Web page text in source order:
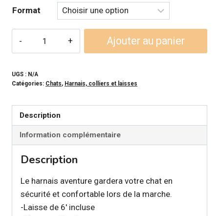
Format
PETS
-
AVENTURE
splash
chat
Ajouter au panier
UGS : N/A
Catégories: Chats, Harnais, colliers et laisses
Description
Information complémentaire
Description
Le harnais aventure gardera votre chat en
sécurité et confortable lors de la marche.
-Laisse de 6′ incluse